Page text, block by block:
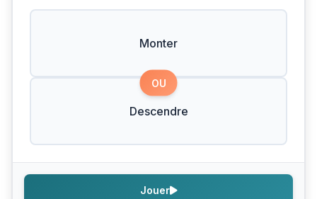
Monter
OU
Descendre
Jouer